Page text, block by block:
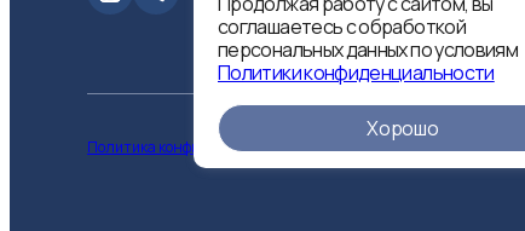
Политика конфиденциальности
соглашаетесь с обработкой
персональных данных по условиям
Политики конфиденциальности
Хорошо